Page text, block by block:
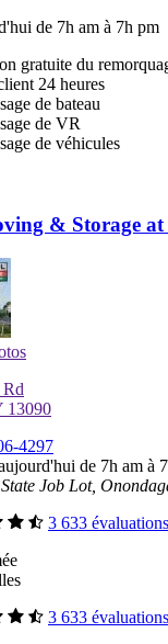
de 7h am à 7h pm
gratuite du
24 heures
de bateau
de VR
de véhicules
& Storage at
13090
4297
de 7h am à
Job Lot,
3 633 évaluations
3 633 évaluations